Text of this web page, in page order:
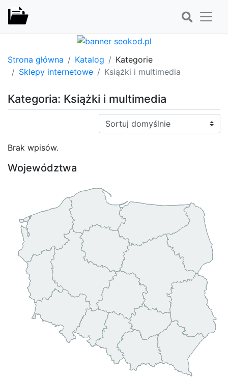
Strona główna Katalog
Kategorie
Sklepy internetowe
Książki i multimedia
Kategoria: Książki i multimedia
Sortuj:
Brak wpisów.
Województwa